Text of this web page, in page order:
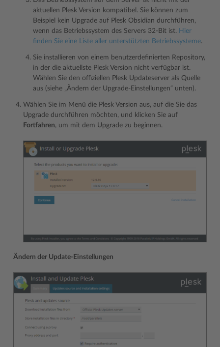
aktuellen Plesk Version kompatibel. Sie können zum
Beispiel kein Upgrade auf Plesk Obsidian durchführen,
wenn das Betriebssystem des Servers 32-Bit ist. Hier
finden Sie eine Liste aller unterstützten Betriebssysteme.
Sie installieren von einem benutzerdefinierten Repository,
in der die aktuellste Plesk Version nicht verfügbar ist.
Wählen Sie den offiziellen Plesk Updateserver als Quelle
aus (siehe „Ändern der Upgrade-Einstellungen“ unten).
Wählen Sie im Menü die Plesk Version aus, auf die Sie das
Upgrade durchführen möchten, und klicken Sie auf
Fortfahren, um mit dem Upgrade zu beginnen.
Ändern der Update-Einstellungen